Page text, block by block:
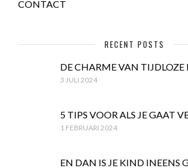
CONTACT
RECENT POSTS
DE CHARME VAN TIJDLOZE
3 JULI 2024
5 TIPS VOOR ALS JE GAAT
1 FEBRUARI 2024
EN DAN IS JE KIND INEENS